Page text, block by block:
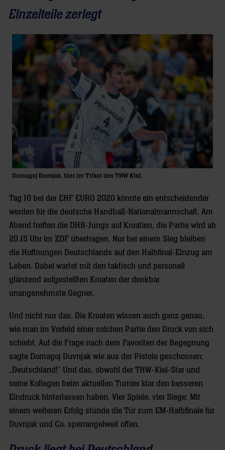
Einzelteile zerlegt
Domagoj Duvnjak, hier im Trikot des THW Kiel.
Tag 10 bei der EHF EURO 2020 könnte ein entscheidender
werden für die deutsche Handball-Nationalmannschaft. Am
Abend treffen die DHB-Jungs auf Kroatien, die Partie wird ab
20.15 Uhr im ZDF übertragen. Nur bei einem Sieg bleiben
die Hoffnungen Deutschlands auf den Halbfinal-Einzug am
Leben. Dabei wartet mit den taktisch und personell
glänzend aufgestellten Kroaten der denkbar
unangenehmste Gegner.
Und nicht nur das. Die Kroaten wissen auch ganz genau,
wie man im Vorfeld einer solchen Partie den Druck von sich
schiebt. Auf die Frage nach dem Favoriten der Begegnung
sagte Domagoj Duvnjak wie aus der Pistole geschossen:
„Deutschland!“ Und das, obwohl der THW-Kiel-Star und
seine Kollegen beim aktuellen Turnier klar den besseren
Eindruck hinterlassen haben. Vier Spiele, vier Siege: Mit
einem weiteren Erfolg stünde die Tür zum EM-Halbfinale für
Duvnjak und Co. sperrangelweit offen.